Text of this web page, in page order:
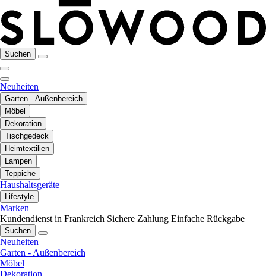
Suchen
Neuheiten
Garten - Außenbereich
Möbel
Dekoration
Tischgedeck
Heimtextilien
Lampen
Teppiche
Haushaltsgeräte
Lifestyle
Marken
Kundendienst in Frankreich Sichere Zahlung Einfache Rückgabe
Suchen
Neuheiten
Garten - Außenbereich
Möbel
Dekoration